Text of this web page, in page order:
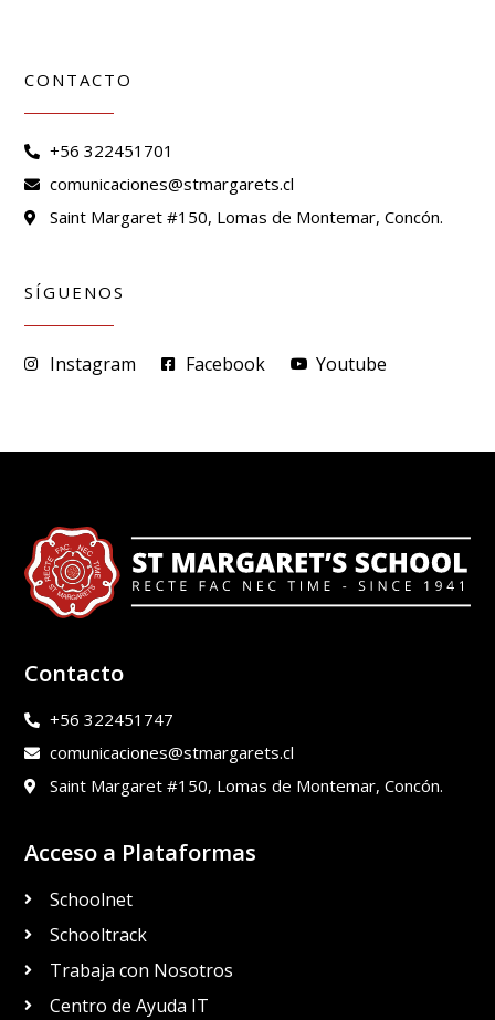
CONTACTO
+56 322451701
comunicaciones@stmargarets.cl
Saint Margaret #150, Lomas de Montemar, Concón.
SÍGUENOS
Instagram Facebook Youtube
Contacto
+56 322451747
comunicaciones@stmargarets.cl
Saint Margaret #150, Lomas de Montemar, Concón.
Acceso a Plataformas
Schoolnet
Schooltrack
Trabaja con Nosotros
Centro de Ayuda IT